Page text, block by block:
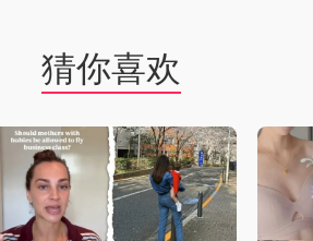
猜你喜欢